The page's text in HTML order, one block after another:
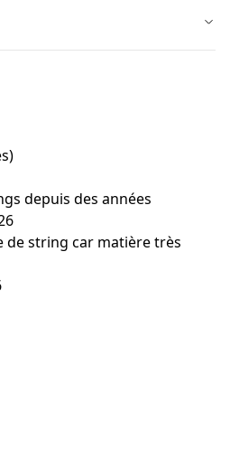
depuis des années
de string car matière très